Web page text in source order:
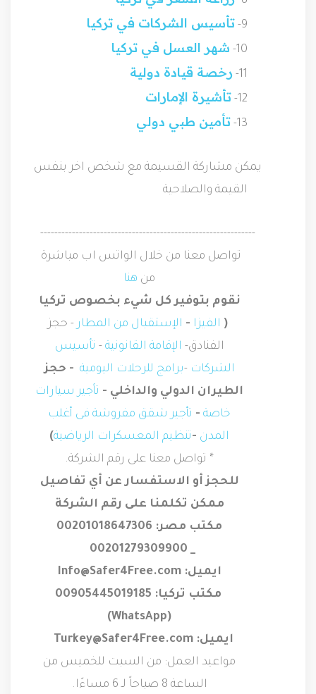
9- تأسيس الشركات في تركيا
10- شهر العسل في تركيا
11- رخصة قيادة دولية
12- تأشيرة الإمارات
13- تأمين طبي دولي
يمكن مشاركة القسيمة مع شخص اخر بنفس
القيمة والصلاحية
-------------------------------------------------------------
تواصل معنا من خلال الواتس اب مباشرة
من هنا
نقوم بتوفير كل شيء بخصوص تركيا
( الفيزا - الإستقبال من المطار - حجز
الفنادق- الإقامة القانونية - تأسيس
الشركات -برامج للرحلات اليومية - حجز
الطيران الدولي والداخلي - تأجير سيارات
خاصة- تأجير شقق مفروشة فى أغلب
المدن -تنظيم المعسكرات الرياضية)
* تواصل معنا على رقم الشركة.
للحجز أو الاستفسار عن أي تفاصيل
ممكن تكلمنا على رقم الشركة
مكتب مصر: 00201018647306
_ 00201279309900
ايميل:Info@Safer4Free.com
مكتب تركيا: 00905445019185
(
WhatsApp
)
ايميل: Turkey@Safer4Free.com
مواعيد العمل: من السبت للخميس من
الساعة 8 صباحاً لـ 6 مساءًا.